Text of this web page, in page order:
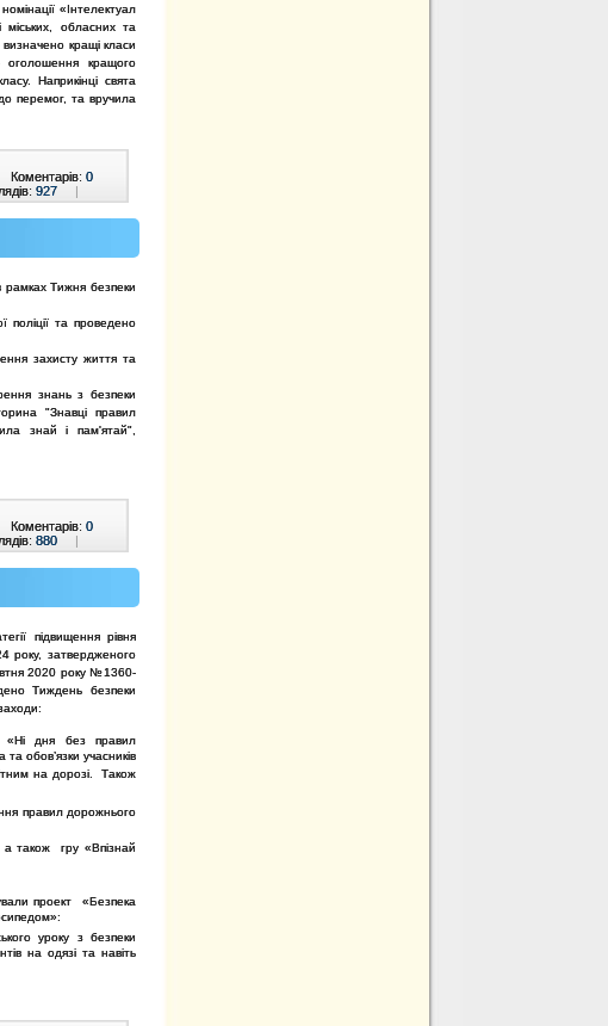
«Інтелектуал
обласних та
визначено кращі класи
оголошення кращого
Наприкінці свята
перемог, та вручила
Коментарів: 0
927
Тижня безпеки
поліції та проведено
захисту життя та
знань з безпеки
"Знавці правил
знай і пам'ятай",
Коментарів: 0
880
підвищення рівня
року, затвердженого
2020 року №1360-
Тиждень безпеки
«Ні дня без правил
обов’язки учасників
на дорозі. Також
правил дорожнього
а також гру «Впізнай
проект «Безпека
уроку з безпеки
на одязі та навіть